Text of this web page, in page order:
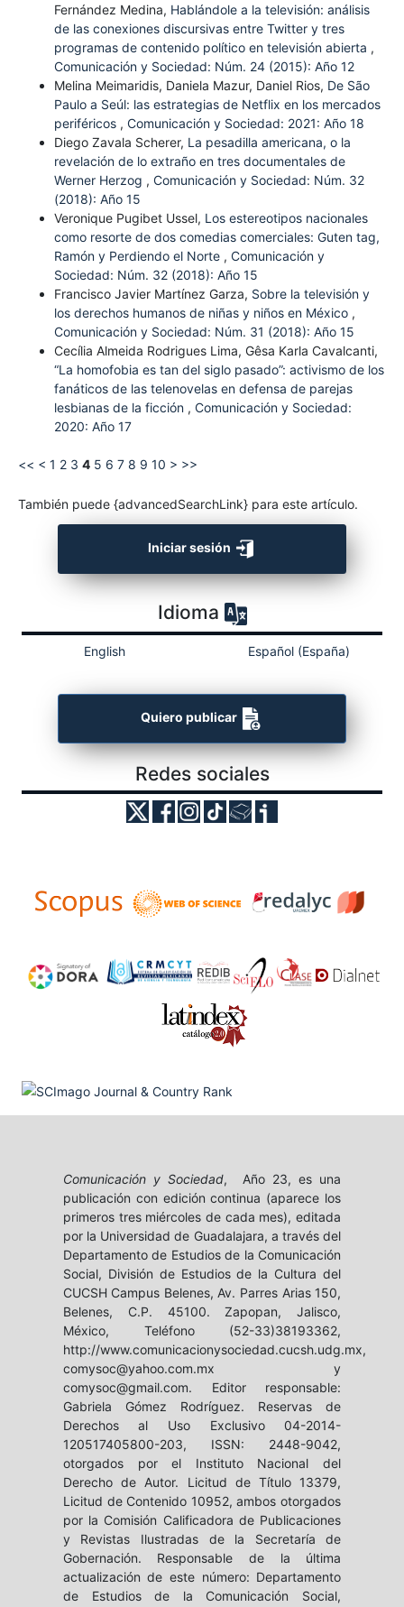
Fernández Medina, Hablándole a la televisión: análisis
de las conexiones discursivas entre Twitter y tres
programas de contenido político en televisión abierta ,
Comunicación y Sociedad: Núm. 24 (2015): Año 12
Melina Meimaridis, Daniela Mazur, Daniel Rios, De São
Paulo a Seúl: las estrategias de Netflix en los mercados
periféricos , Comunicación y Sociedad: 2021: Año 18
Diego Zavala Scherer, La pesadilla americana, o la
revelación de lo extraño en tres documentales de
Werner Herzog , Comunicación y Sociedad: Núm. 32
(2018): Año 15
Veronique Pugibet Ussel, Los estereotipos nacionales
como resorte de dos comedias comerciales: Guten tag,
Ramón y Perdiendo el Norte , Comunicación y
Sociedad: Núm. 32 (2018): Año 15
Francisco Javier Martínez Garza, Sobre la televisión y
los derechos humanos de niñas y niños en México ,
Comunicación y Sociedad: Núm. 31 (2018): Año 15
Cecília Almeida Rodrigues Lima, Gêsa Karla Cavalcanti,
“La homofobia es tan del siglo pasado”: activismo de los
fanáticos de las telenovelas en defensa de parejas
lesbianas de la ficción , Comunicación y Sociedad:
2020: Año 17
<< < 1 2 3 4 5 6 7 8 9 10 > >>
También puede {advancedSearchLink} para este artículo.
Iniciar sesión
Idioma
English Español (España)
Quiero publicar
Redes sociales
Comunicación y Sociedad, Año 23, es una
publicación con edición continua (aparece los
primeros tres miércoles de cada mes), editada
por la Universidad de Guadalajara, a través del
Departamento de Estudios de la Comunicación
Social, División de Estudios de la Cultura del
CUCSH Campus Belenes, Av. Parres Arias 150,
Belenes, C.P. 45100. Zapopan, Jalisco,
México, Teléfono (52-33)38193362,
http://www.comunicacionysociedad.cucsh.udg.mx,
comysoc@yahoo.com.mx y
comysoc@gmail.com. Editor responsable:
Gabriela Gómez Rodríguez. Reservas de
Derechos al Uso Exclusivo 04-2014-
120517405800-203, ISSN: 2448-9042,
otorgados por el Instituto Nacional del
Derecho de Autor. Licitud de Título 13379,
Licitud de Contenido 10952, ambos otorgados
por la Comisión Calificadora de Publicaciones
y Revistas Ilustradas de la Secretaría de
Gobernación. Responsable de la última
actualización de este número: Departamento
de Estudios de la Comunicación Social,